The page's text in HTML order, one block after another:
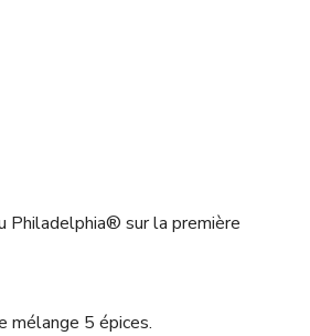
Philadelphia® sur la première
mélange 5 épices.